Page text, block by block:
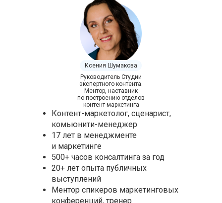
Руководитель Студии
экспертного контента.
Ментор, наставник
по построению отделов
контент-маркетинга
Ксения Шумакова
Контент-маркетолог, сценарист,
комьюнити-менеджер
17 лет в менеджменте
и маркетинге
500+ часов консалтинга за год
20+ лет опыта публичных
выступлений
Ментор спикеров маркетинговых
конференций, тренер